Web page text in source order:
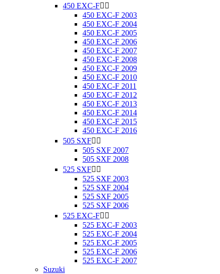
450 EXC-F 
450 EXC-F 2003
450 EXC-F 2004
450 EXC-F 2005
450 EXC-F 2006
450 EXC-F 2007
450 EXC-F 2008
450 EXC-F 2009
450 EXC-F 2010
450 EXC-F 2011
450 EXC-F 2012
450 EXC-F 2013
450 EXC-F 2014
450 EXC-F 2015
450 EXC-F 2016
505 SXF 
505 SXF 2007
505 SXF 2008
525 SXF 
525 SXF 2003
525 SXF 2004
525 SXF 2005
525 SXF 2006
525 EXC-F 
525 EXC-F 2003
525 EXC-F 2004
525 EXC-F 2005
525 EXC-F 2006
525 EXC-F 2007
Suzuki